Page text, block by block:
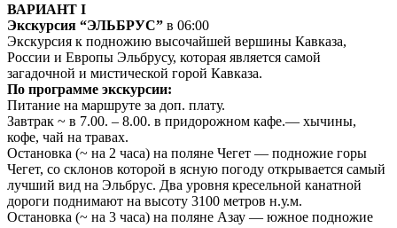
ВАРИАНТ I
Экскурсия “ЭЛЬБРУС” в 06:00
Экскурсия к подножию высочайшей вершины Кавказа,
России и Европы Эльбрусу, которая является самой
загадочной и мистической горой Кавказа.
По программе экскурсии:
Питание на маршруте за доп. плату.
Завтрак ~ в 7.00. – 8.00. в придорожном кафе.— хычины,
кофе, чай на травах.
Остановка (~ на 2 часа) на поляне Чегет — подножие горы
Чегет, со склонов которой в ясную погоду открывается самый
лучший вид на Эльбрус. Два уровня кресельной канатной
дороги поднимают на высоту 3100 метров н.у.м.
Остановка (~ на 3 часа) на поляне Азау — южное подножие